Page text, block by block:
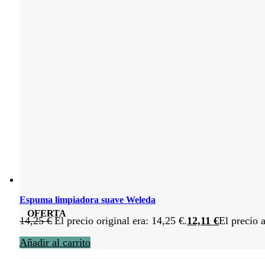
OFERTA
Espuma limpiadora suave Weleda
14,25€ El precio original era: 14,25 €.12,11 €El precio
Añadir al carrito